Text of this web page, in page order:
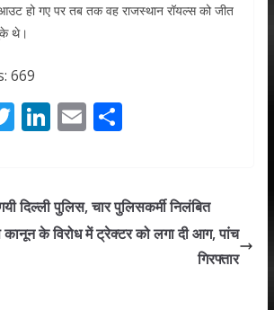
हो गए पर तब तक वह राजस्थान रॉयल्स को जीत
थे।
669
T
er
Li
e
dI
E
l
S
e
दिल्ली पुलिस, चार पुलिसकर्मी निलंबित
कानून के विरोध में ट्रेक्टर को लगा दी आग, पांच
गिरफ्तार